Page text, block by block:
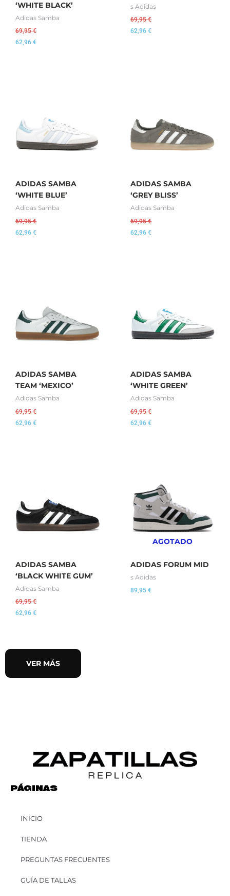
‘WHITE BLACK’
Adidas Samba
69,95€
62,96 €
s Adidas
69,95€
62,96 €
ADIDAS SAMBA
‘WHITE BLUE’
Adidas Samba
69,95€
62,96 €
ADIDAS SAMBA
‘GREY BLISS’
Adidas Samba
69,95€
62,96 €
ADIDAS SAMBA
TEAM ‘MEXICO’
Adidas Samba
69,95€
62,96 €
ADIDAS SAMBA
‘WHITE GREEN’
Adidas Samba
69,95€
62,96 €
ADIDAS SAMBA
‘BLACK WHITE GUM’
Adidas Samba
69,95€
62,96 €
AGOTADO
ADIDAS FORUM MID
s Adidas
89,95 €
VER MÁS
PÁGINAS
INICIO
TIENDA
PREGUNTAS FRECUENTES
GUÍA DE TALLAS